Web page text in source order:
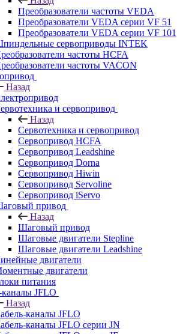
Преобразователи частоты VEDA
Преобразователи VEDA серии VF 51
Преобразователи VEDA серии VF 101
сервоприводы INTEK
частоты HCFA
частоты VACON
Назад
и сервопривод
Назад
Сервотехника и сервопривод
Сервопривод HCFA
Сервопривод Leadshine
Сервопривод Dorna
Сервопривод Hiwin
Сервопривод Servoline
Сервопривод iServo
привод
Назад
Шаговый привод
Шаговые двигатели Stepline
Шаговые двигатели Leadshine
двигатели
двигатели
питания
каналы JFLO
Назад
каналы JFLO
каналы JFLO серии JN